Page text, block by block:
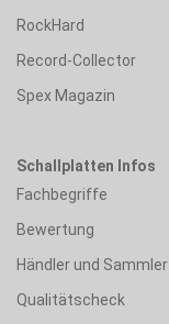
RockHard
Record-Collector
Spex Magazin
Schallplatten Infos
Fachbegriffe
Bewertung
Händler und Sammler
Qualitätscheck